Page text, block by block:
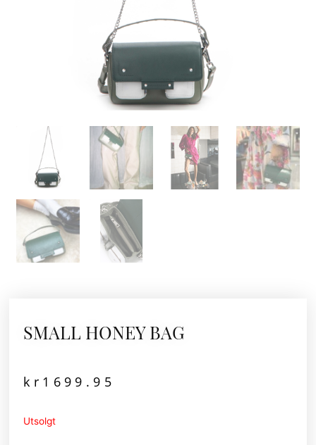
SMALL HONEY BAG
kr 1699.95
Utsolgt